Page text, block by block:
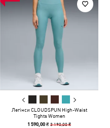
Легінси CLOUDSPUN High-Waist
Tights Women
1 590,00 ₴3 190,00 ₴